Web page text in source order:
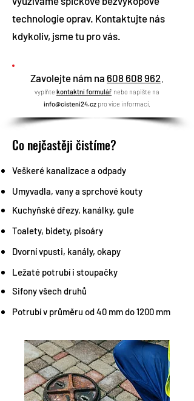
technologie oprav. Kontaktujte nás
kdykoliv, jsme tu pro vás.
Zavolejte nám na 608 608 962 ,
vyplňte kontaktní formulář nebo napište na
info@cisteni24.cz pro více informací.
Co nejčastěji čistíme?
Veškeré kanalizace a odpady
Umyvadla, vany a sprchové kouty
Kuchyňské dřezy, kanálky, gule
Toalety, bidety, pisoáry
Dvorní vpusti, kanály, okapy
Ležaté potrubí i stoupačky
Sifony všech druhů
Potrubí v průměru od 40 mm do 1200 mm